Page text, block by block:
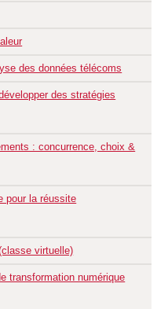
des données télécoms
des stratégies
: concurrence, choix &
pour la réussite
virtuelle)
transformation numérique